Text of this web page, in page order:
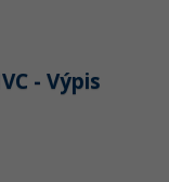
- Výpis